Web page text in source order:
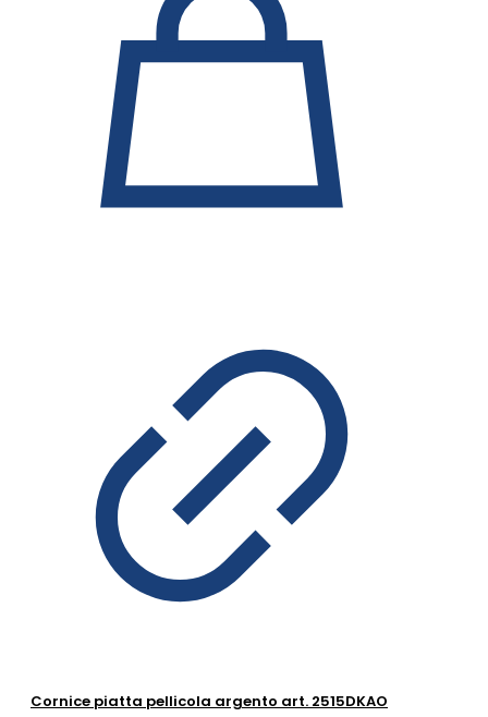
Cornice piatta pellicola argento art. 2515DKAO